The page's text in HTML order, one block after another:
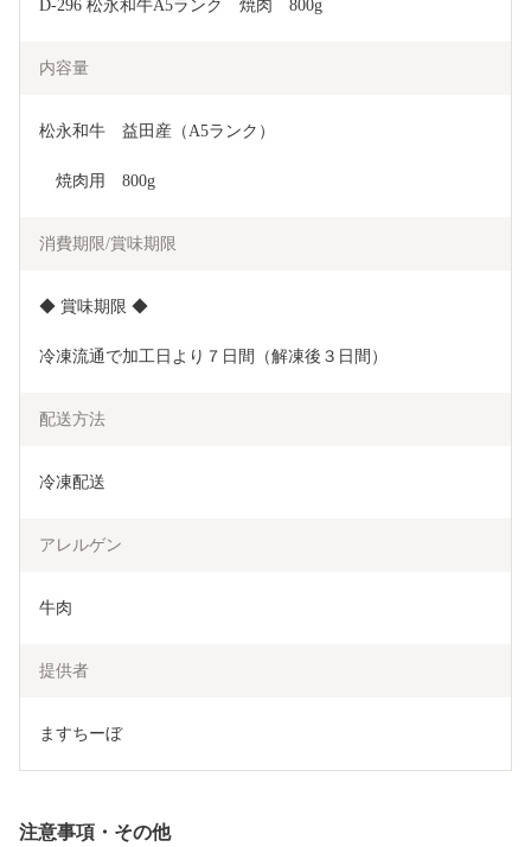
D-296 松永和牛A5ランク　焼肉　800g
内容量
松永和牛　益田産（A5ランク）
焼肉用　800g
消費期限/賞味期限
◆ 賞味期限 ◆
冷凍流通で加工日より７日間（解凍後３日間）
配送方法
冷凍配送
アレルゲン
牛肉
提供者
ますちーぼ
注意事項・その他